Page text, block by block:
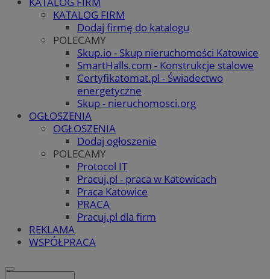
KATALOG FIRM
Dodaj firmę do katalogu
POLECAMY
Skup.io - Skup nieruchomości Katowice
SmartHalls.com - Konstrukcje stalowe
Certyfikatomat.pl - Świadectwo
energetyczne
Skup - nieruchomosci.org
OGŁOSZENIA
OGŁOSZENIA
Dodaj ogłoszenie
POLECAMY
Protocol IT
Pracuj.pl - praca w Katowicach
Praca Katowice
PRACA
Pracuj.pl dla firm
REKLAMA
WSPÓŁPRACA